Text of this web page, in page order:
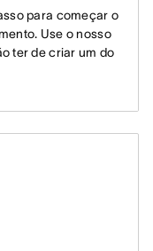
para começar o
Use o nosso
ter de criar um do